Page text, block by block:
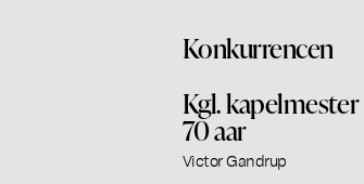
Konkurrencen
Kgl.
70 aar
Victor Gandrup